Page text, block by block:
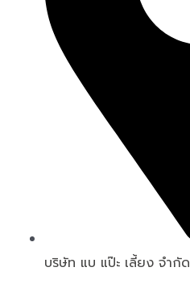
บริษัท แบ แป๊ะ เลี้ยง จำกัด